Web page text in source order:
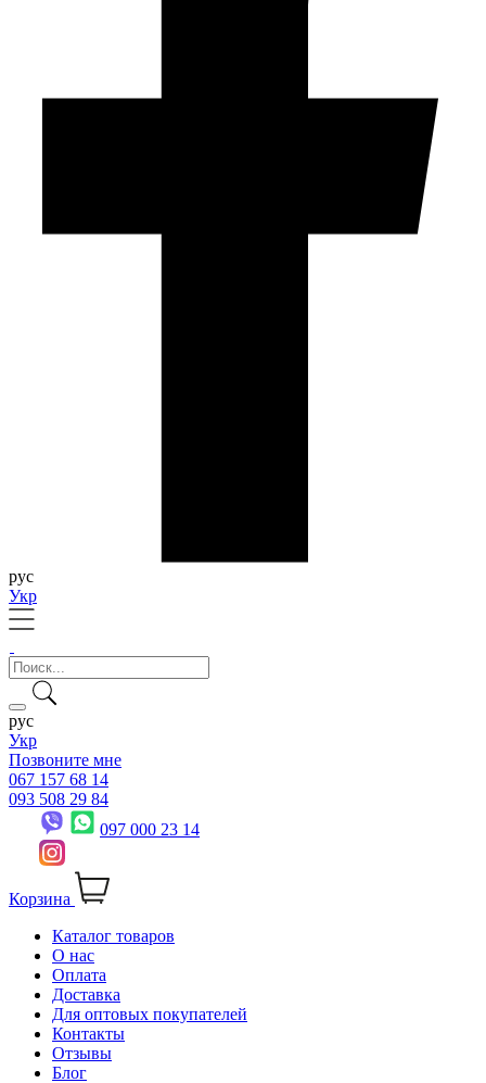
рус
Укр
рус
Укр
Позвоните мне
067 157 68 14
093 508 29 84
097 000 23 14
Корзина
Каталог товаров
О нас
Оплата
Доставка
Для оптовых покупателей
Контакты
Отзывы
Блог